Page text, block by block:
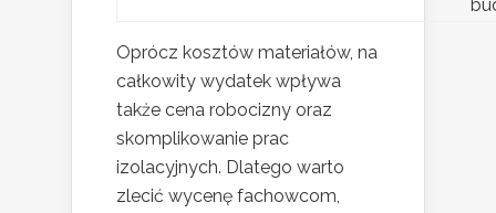
Oprócz kosztów materiałów, na
całkowity wydatek wpływa
także cena robocizny oraz
skomplikowanie prac
izolacyjnych. Dlatego warto
zlecić wycenę fachowcom,